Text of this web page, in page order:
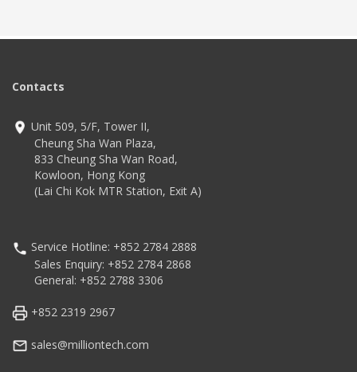
Contacts
Unit 509, 5/F, Tower II,
Cheung Sha Wan Plaza,
833 Cheung Sha Wan Road,
Kowloon, Hong Kong
(Lai Chi Kok MTR Station, Exit A)
Service Hotline: +852 2784 2888
Sales Enquiry: +852 2784 2868
General: +852 2788 3306
+852 2319 2967
sales@milliontech.com